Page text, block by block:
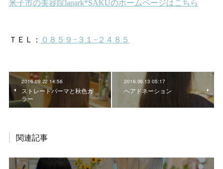
2016.09.22 14:56
ストレートパーマと秋色カ
ラー
2016.09.13 05:17
ヘアドネーション
関連記事